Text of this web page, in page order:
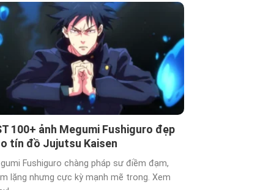
100+ ảnh Megumi Fushiguro đẹp
tín đồ Jujutsu Kaisen
Fushiguro chàng pháp sư điềm đạm,
lặng nhưng cực kỳ mạnh mẽ trong. Xem